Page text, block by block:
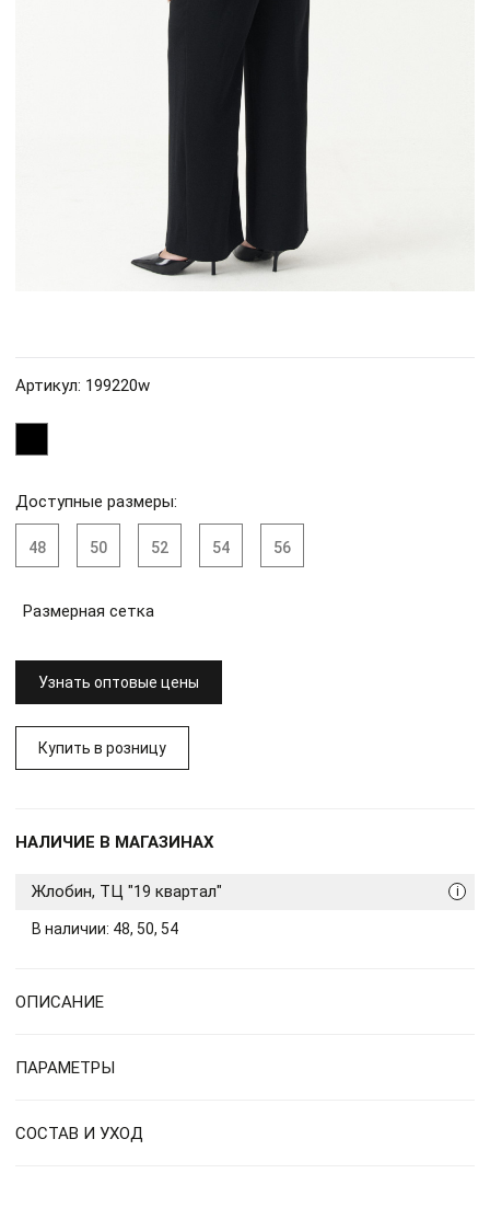
Артикул: 199220w
Доступные размеры:
48 50 52 54 56
Размерная сетка
Узнать оптовые цены
Купить в розницу
НАЛИЧИЕ В МАГАЗИНАХ
i
Жлобин, ТЦ "19 квартал"
В наличии: 48, 50, 54
ОПИСАНИЕ
ПАРАМЕТРЫ
СОСТАВ И УХОД